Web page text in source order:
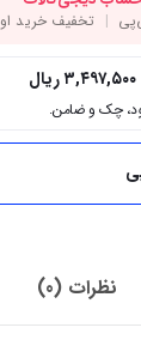
۳,۴۹۷,۵۰۰ریال
نظرات (0)